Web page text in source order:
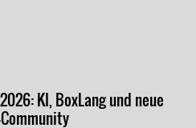
KI, BoxLang und neue